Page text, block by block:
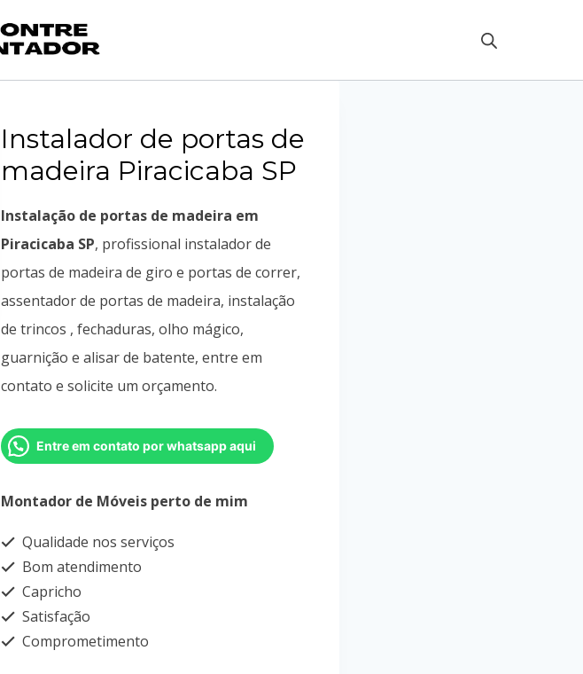
Instalador de portas de
madeira Piracicaba SP
Instalação de portas de madeira em
Piracicaba SP, profissional instalador de
portas de madeira de giro e portas de correr,
assentador de portas de madeira, instalação
de trincos , fechaduras, olho mágico,
guarnição e alisar de batente, entre em
contato e solicite um orçamento.
Entre em contato por whatsapp aqui
Montador de Móveis perto de mim
Qualidade nos serviços
Bom atendimento
Capricho
Satisfação
Comprometimento